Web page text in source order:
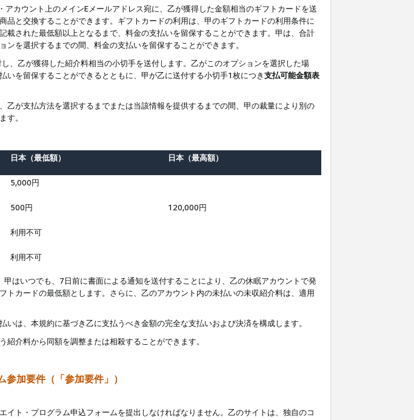
カウント上のメインEメールアドレス宛に、乙が獲得した金額相当のギフトカードを送
と交換することができます。ギフトカードの利用は、甲のギフトカードの利用条件に
載された最低額以上となるまで、料金の支払いを留保することができます。甲は、合計
を選択するまでの間、料金の支払いを留保することができます。
乙が獲得した紹介料相当の小切手を送付します。乙がこのオプションを選択した場
いを留保することができるとともに、甲が乙に送付する小切手1枚につき支払可能金額表
が支払方法を選択するまでまたは当該情報を提供するまでの間、甲の裁量により別の
す。
日本（最低額） 日本（最高額）
5,000円
500円 120,000円
利用不可
利用不可
はいつでも、7日前に書面による通知を送付することにより、乙の休眠アカウントで発
トカードの最低額とします。さらに、乙のアカウント内の未払いの未収紹介料は、適用
は、本規約に基づき乙に支払うべき金額の完全な支払いおよび決済を構成します。
介料から同額を調整または相殺することができます。
加要件（「参加要件」）
ト・プログラム申込フォームを提出しなければなりません。乙のサイトは、独自のコ